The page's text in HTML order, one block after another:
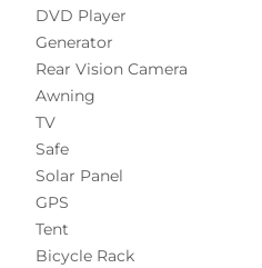
DVD Player
Generator
Rear Vision Camera
Awning
TV
Safe
Solar Panel
GPS
Tent
Bicycle Rack